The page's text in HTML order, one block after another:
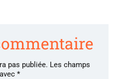
pas publiée. Les champs
*